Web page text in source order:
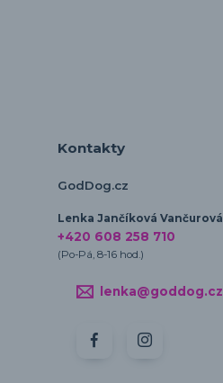
Kontakty
GodDog.cz
Lenka Jančíková Vančurová
+420 608 258 710
(Po-Pá, 8-16 hod.)
lenka@goddog.cz